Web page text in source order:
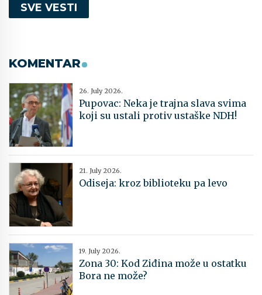
SVE VESTI
KOMENTAR
26. July 2026.
Pupovac: Neka je trajna slava svima
koji su ustali protiv ustaške NDH!
21. July 2026.
Odiseja: kroz biblioteku pa levo
19. July 2026.
Zona 30: Kod Ziđina može u ostatku
Bora ne može?